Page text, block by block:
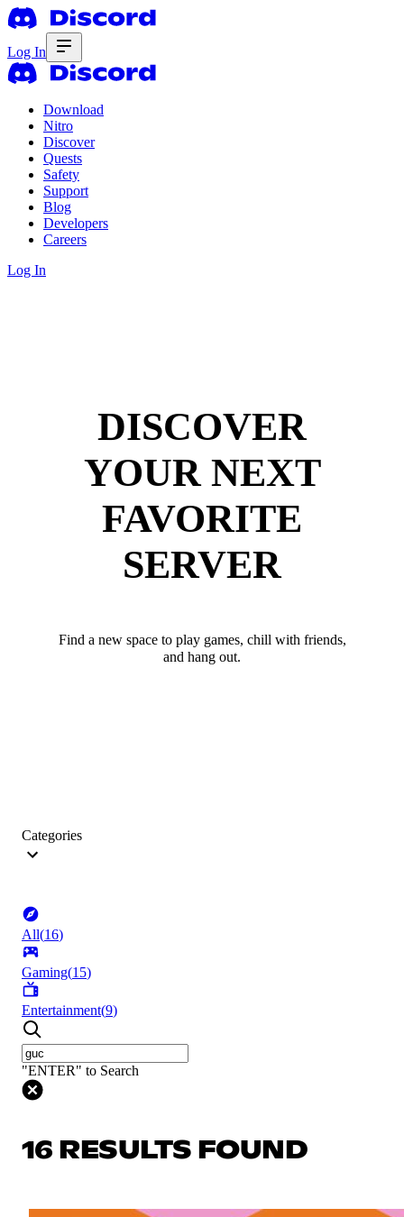
Log In
Download
Nitro
Discover
Quests
Safety
Support
Blog
Developers
Careers
Log In
DISCOVER
YOUR NEXT
FAVORITE
SERVER
Find a new space to play games, chill with friends,
and hang out.
Categories
All(16)
Gaming(15)
Entertainment(9)
"ENTER" to Search
16 RESULTS FOUND